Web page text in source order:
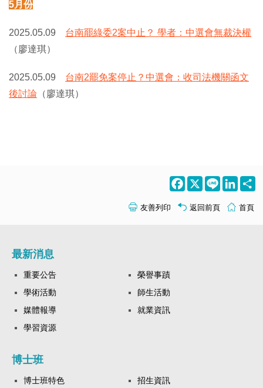
5月份
2025.05.09 台南罷綠委2案中止？ 學者：中選會無裁決權
（廖達琪）
2025.05.09 台南2罷免案停止？中選會：收司法機關函文
後討論 （廖達琪）
Facebook
X Line
友善列印 返回前頁 首頁
最新消息
重要公告
榮譽事蹟
學術活動
師生活動
媒體報導
就業資訊
學習資源
博士班
博士班特色
招生資訊